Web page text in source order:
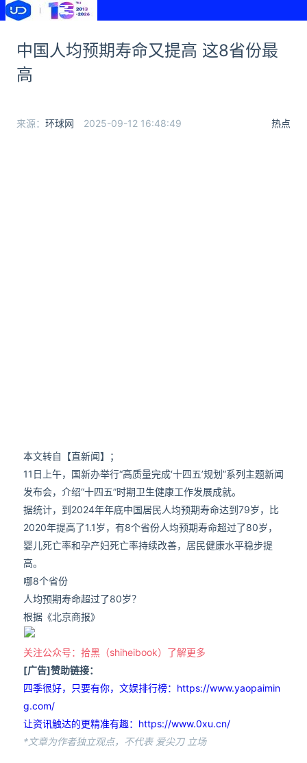
中国人均预期寿命又提高 这8省份最
高
热点
来源： 环球网 2025-09-12 16:48:49
本文转自【直新闻】；
11日上午，国新办举行“高质量完成‘十四五’规划”系列主题新闻
发布会，介绍“十四五”时期卫生健康工作发展成就。
据统计，到2024年年底中国居民人均预期寿命达到79岁，比
2020年提高了1.1岁，有8个省份人均预期寿命超过了80岁，
婴儿死亡率和孕产妇死亡率持续改善，居民健康水平稳步提
高。
哪8个省份
人均预期寿命超过了80岁？
根据《北京商报》
关注公众号：拾黑（shiheibook）了解更多
[广告]赞助链接：
四季很好，只要有你，文娱排行榜：https://www.yaopaimin
g.com/
让资讯触达的更精准有趣：https://www.0xu.cn/
*文章为作者独立观点，不代表 爱尖刀 立场